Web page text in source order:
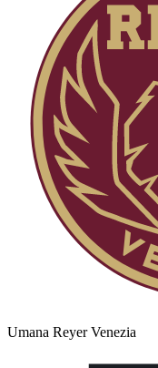
Umana Reyer Venezia